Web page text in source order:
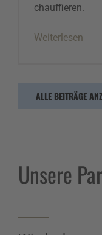
chauffieren.
Weiterlesen
ALLE BEITRÄGE
Unsere